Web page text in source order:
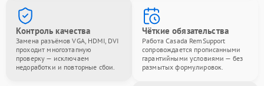
Контроль качества
Замена разъёмов VGA, HDMI, DVI
проходит многоэтапную
проверку — исключаем
недоработки и повторные сбои.
Чёткие обязательства
Работа Casada RemSupport
сопровождается прописанными
гарантийными условиями — без
размытых формулировок.